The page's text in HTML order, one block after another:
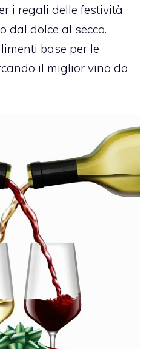
i regali delle festività
dal dolce al secco.
base per le
il miglior vino da